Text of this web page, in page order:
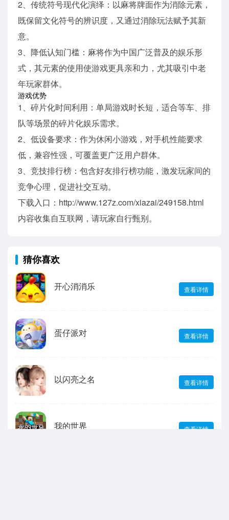
2、传统符号现代化演绎：以麻将牌面作为消除元素，
既保留文化符号的辨识度，又通过消除玩法赋予其新
意。
3、降低认知门槛：麻将作为中国广泛普及的娱乐形
式，其元素的使用使游戏更具亲和力，尤其吸引中老
年玩家群体。
游戏优势
1、碎片化时间利用：单局游戏时长短，适合等车、排
队等场景的碎片化娱乐需求。
2、低设备要求：作为休闲小游戏，对手机性能要求
低，兼容性强，可覆盖更广泛用户群体。
3、竞技排行榜：包含好友排行榜功能，激发玩家间的
竞争心理，促进社交互动。
下载入口：http://www.127z.com/xiazai/249158.html
内容收集自互联网，请玩家自行甄别。
猜你喜欢
开心消消乐 查看详情
蛋仔派对 查看详情
以闪亮之名 查看详情
我的世界 查看详情